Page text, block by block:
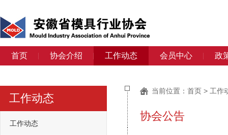
首页 协会介绍 工作动态 会员中心 政
工作动态
工作动态
当前位置： 首页 > 工作
协会公告